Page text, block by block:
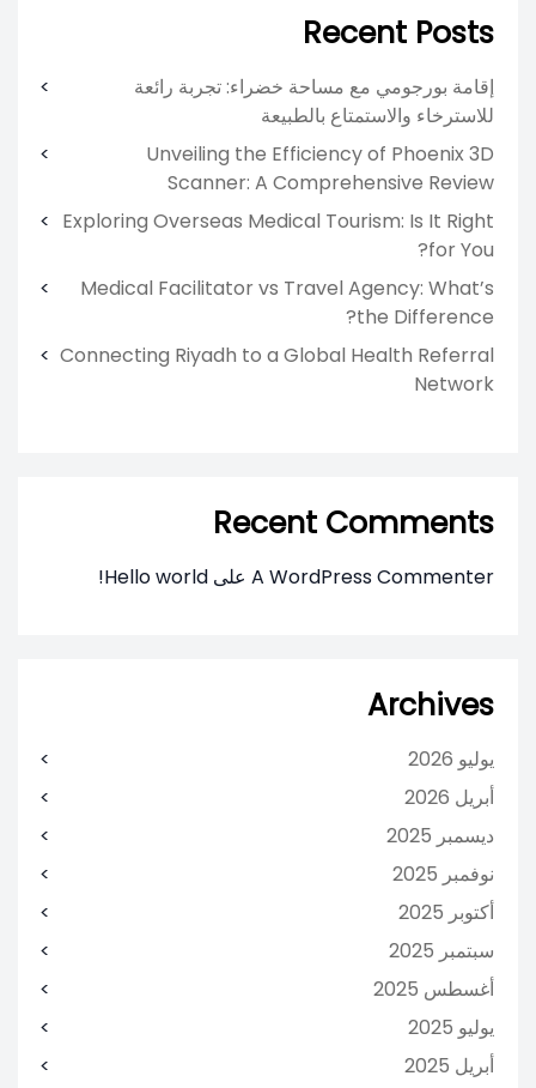
Recent Posts
إقامة بورجومي مع مساحة خضراء: تجربة رائعة
للاسترخاء والاستمتاع بالطبيعة
Unveiling the Efficiency of Phoenix 3D
Scanner: A Comprehensive Review
Exploring Overseas Medical Tourism: Is It Right
for You?
Medical Facilitator vs Travel Agency: What’s
the Difference?
Connecting Riyadh to a Global Health Referral
Network
Recent Comments
A WordPress Commenter على Hello world!
Archives
يوليو 2026
أبريل 2026
ديسمبر 2025
نوفمبر 2025
أكتوبر 2025
سبتمبر 2025
أغسطس 2025
يوليو 2025
أبريل 2025